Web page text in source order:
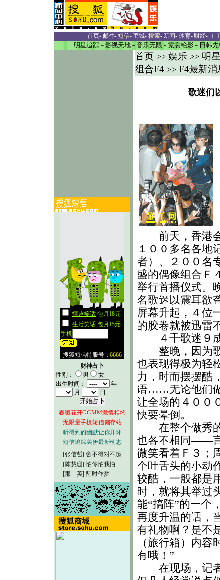
首页- 邮件- 短信- 商城- 搜索- 新闻- 体育- 财经- Ｉ
明星追踪 － 影视天地 － 音乐无限 － 霓裳艳影 － 日韩先
财神占卜
性别：
男
女
出生时间：
年
月
日
春暖花开GGMM激情相约
无限量手机短信储存站
听得到的幽默让你开怀
短信追踪美伊最新动态
[张信哲] 舍不得对不起
[陈慧珊] 怕你怕我怕
[那 英] 醒时作梦
首页 >> 娱乐 >> 明
组合F4 >> F4最新消
歌迷们
前天，香港会
１００多名各地
者）、２００名
盛的偶像组合Ｆ
举行首播仪式。
名歌迷以震耳欲
屏幕升起，４位
的胶卷就被迅雷
４千歌迷９
整晚，因为歌
也表现得极为轻
力，时而摆摆酷
语……无论他们
让全场的４００
快要晕倒。
在整个做秀的
也各不相同——
微笑看着Ｆ３；
个吐舌头的小动
较酷，一般都是
时，就将其举过
能“搞阵”的一个
再度升温的话，
有礼物啊？是不
（旅行箱）内
有哦！”
在现场，记者